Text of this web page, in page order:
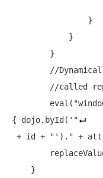
//
//called
        eval(
{ dojo.byId('"
+ id +
"')." +